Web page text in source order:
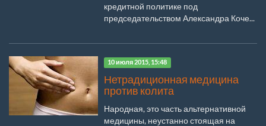
кредитной политике под
председательством Александра Коче...
10 июля 2015, 15:48
Нетрадиционная медицина
против колита
Народная, это часть альтернативной
медицины, неустанно стоящая на